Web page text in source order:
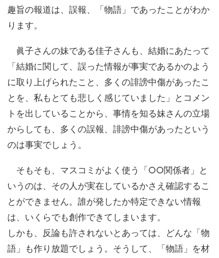
趣旨の報道は、誤報、「物語」であったことがわか
ります。
眞子さんの妹である佳子さんも、結婚にあたって
「結婚に関して、誤った情報が事実であるかのよう
に取り上げられたこと、多くの誹謗中傷があったこ
とを、私もとても悲しく感じていました」とコメン
トを出していることから、事情を知る妹さんの立場
からしても、多くの誤報、誹謗中傷があったという
のは事実でしょう。
そもそも、マスコミがよく使う「○○関係者」と
いうのは、その人が実在しているかさえ確認するこ
とができません。誰が発したか特定できない情報
は、いくらでも創作できてしまいます。
しかも、反論も許されないとあっては、どんな「物
語」も作り放題でしょう。そうして、「物語」を材